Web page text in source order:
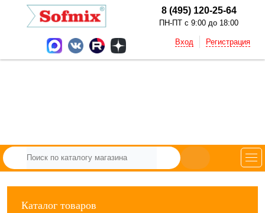
8 (495) 120-25-64
ПН-ПТ с 9:00 до 18:00
Вход Регистрация
Каталог товаров